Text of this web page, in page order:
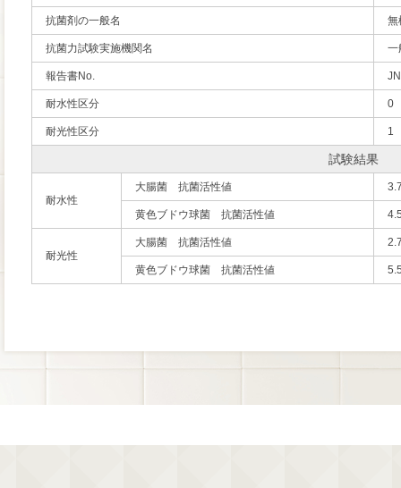
抗菌剤の一般名 無
抗菌力試験実施機関名 一
報告書No.
耐水性区分 0
耐光性区分 1
試験結果
耐水性
大腸菌 抗菌活性値
黄色ブドウ球菌 抗菌活性値
耐光性
大腸菌 抗菌活性値
黄色ブドウ球菌 抗菌活性値